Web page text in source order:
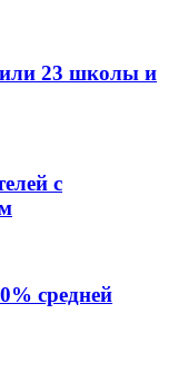
23 школы и
с
средней